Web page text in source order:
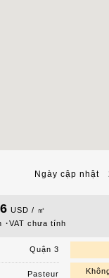
Ngày cập nhật
USD / ㎡
VAT chưa tính
Quận 3
Pasteur